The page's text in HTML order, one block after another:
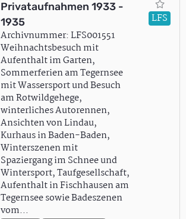
Privataufnahmen 1933 -
1935
Archivnummer: LFS001551
Weihnachtsbesuch mit
Aufenthalt im Garten,
Sommerferien am Tegernsee
mit Wassersport und Besuch
am Rotwildgehege,
winterliches Autorennen,
Ansichten von Lindau,
Kurhaus in Baden-Baden,
Winterszenen mit
Spaziergang im Schnee und
Wintersport, Taufgesellschaft,
Aufenthalt in Fischhausen am
Tegernsee sowie Badeszenen
vom…
LFS